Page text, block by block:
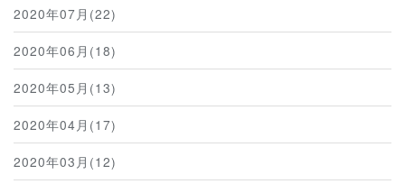
2020年07月(22)
2020年06月(18)
2020年05月(13)
2020年04月(17)
2020年03月(12)